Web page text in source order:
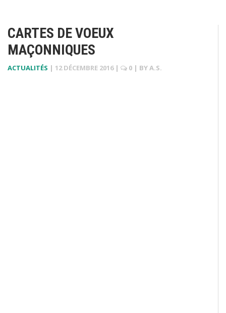
CARTES DE VOEUX
MAÇONNIQUES
ACTUALITÉS | 12 DÉCEMBRE 2016 | 0 | BYA.S.